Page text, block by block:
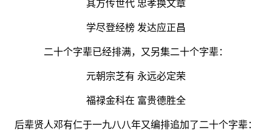
其方传世代 忠孝换文章
学尽登经榜 发达应正昌
二十个字辈已经排满，又另集二十个字辈：
元朝宗芝有 永远必定荣
福禄金科在 富贵德胜全
后辈贤人邓有仁于一九八八年又编排追加了二十个字辈：